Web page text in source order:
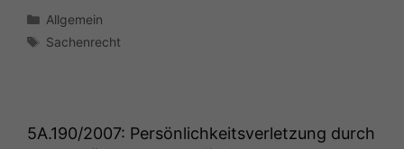
Kategorien
Allgemein
Schlagwörter
Sachenrecht
5A.190/2007: Persönlichkeitsverletzung durch